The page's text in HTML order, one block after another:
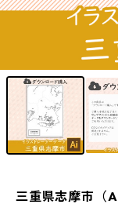
三重県志摩市（